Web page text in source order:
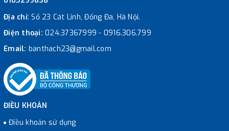
Địa chỉ:Số 23 Cát Linh, Đống Đa, Hà Nội.
Điện thoại: 024.37367999 - 0916.306.799
Email: banthach23@gmail.com
ĐIỀU KHOẢN
Điều khoản sử dụng